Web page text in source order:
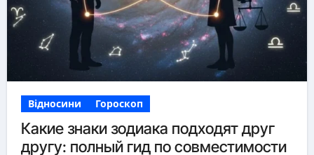
Відносини Гороскоп
Какие знаки зодиака подходят друг
другу: полный гид по совместимости